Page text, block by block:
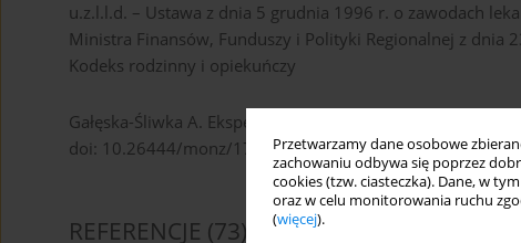
Przetwarzamy dane osobowe
zachowaniu odbywa się poprzez
cookies (tzw. ciasteczka). Dane, w
oraz w celu monitorowania ruchu
(więcej).
u.z.l.l.d. – Ustawa z dnia 5 grudnia 1996 r. o zawodach
Ministra Finansów, Funduszy i Polityki Regionalnej z
Kodeks rodzinny i opiekuńczy
Gałęska-Śliwka A. Eksperyment medyczny w nowej
doi: 10.26444/monz/171323
REFERENCJE (73)